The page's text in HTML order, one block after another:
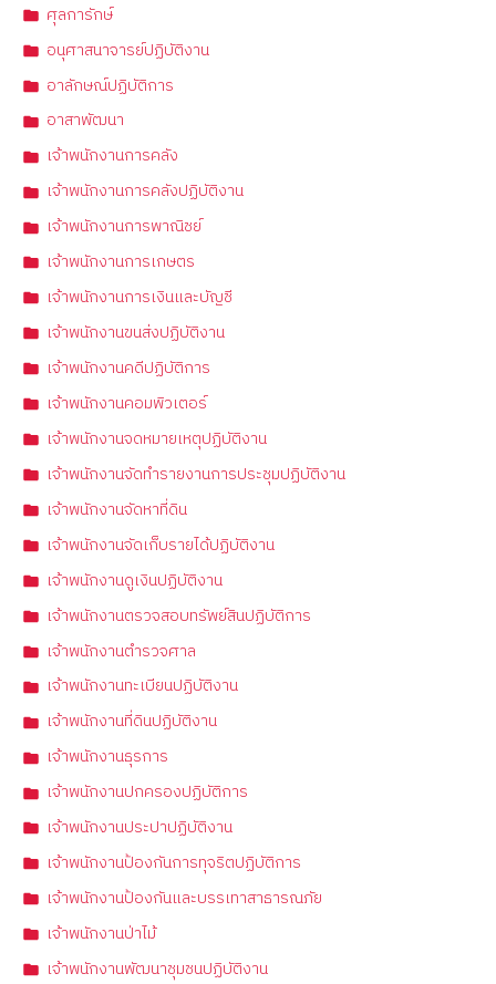
ศุลการักษ์
อนุศาสนาจารย์ปฏิบัติงาน
อาลักษณ์ปฏิบัติการ
อาสาพัฒนา
เจ้าพนักงานการคลัง
เจ้าพนักงานการคลังปฏิบัติงาน
เจ้าพนักงานการพาณิชย์
เจ้าพนักงานการเกษตร
เจ้าพนักงานการเงินและบัญชี
เจ้าพนักงานขนส่งปฏิบัติงาน
เจ้าพนักงานคดีปฏิบัติการ
เจ้าพนักงานคอมพิวเตอร์
เจ้าพนักงานจดหมายเหตุปฏิบัติงาน
เจ้าพนักงานจัดทำรายงานการประชุมปฏิบัติงาน
เจ้าพนักงานจัดหาที่ดิน
เจ้าพนักงานจัดเก็บรายได้ปฏิบัติงาน
เจ้าพนักงานดูเงินปฏิบัติงาน
เจ้าพนักงานตรวจสอบทรัพย์สินปฏิบัติการ
เจ้าพนักงานตำรวจศาล
เจ้าพนักงานทะเบียนปฏิบัติงาน
เจ้าพนักงานที่ดินปฏิบัติงาน
เจ้าพนักงานธุรการ
เจ้าพนักงานปกครองปฏิบัติการ
เจ้าพนักงานประปาปฏิบัติงาน
เจ้าพนักงานป้องกันการทุจริตปฏิบัติการ
เจ้าพนักงานป้องกันและบรรเทาสาธารณภัย
เจ้าพนักงานป่าไม้
เจ้าพนักงานพัฒนาชุมชนปฏิบัติงาน